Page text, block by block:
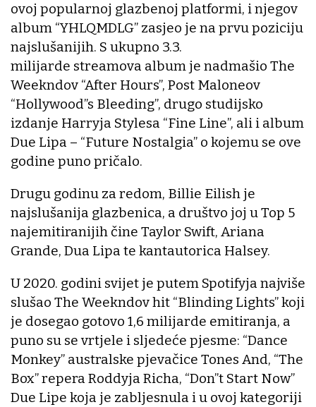
ovoj popularnoj glazbenoj platformi, i njegov
album “YHLQMDLG” zasjeo je na prvu poziciju
najslušanijih. S ukupno 3.3.
milijarde streamova album je nadmašio The
Weekndov “After Hours”, Post Maloneov
“Hollywood”s Bleeding”, drugo studijsko
izdanje Harryja Stylesa “Fine Line”, ali i album
Due Lipa – “Future Nostalgia” o kojemu se ove
godine puno pričalo.
Drugu godinu za redom, Billie Eilish je
najslušanija glazbenica, a društvo joj u Top 5
najemitiranijih čine Taylor Swift, Ariana
Grande, Dua Lipa te kantautorica Halsey.
U 2020. godini svijet je putem Spotifyja najviše
slušao The Weekndov hit “Blinding Lights” koji
je dosegao gotovo 1,6 milijarde emitiranja, a
puno su se vrtjele i sljedeće pjesme: “Dance
Monkey” australske pjevačice Tones And, “The
Box” repera Roddyja Richa, “Don”t Start Now”
Due Lipe koja je zabljesnula i u ovoj kategoriji